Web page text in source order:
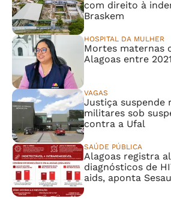
com direito à
Braskem
HOSPITAL DA MULHER
Mortes maternas
Alagoas entre
VAGAS
Justiça suspende
militares sob
contra a Ufal
SAÚDE PÚBLICA
Alagoas registra
diagnósticos de
aids, aponta Sesau